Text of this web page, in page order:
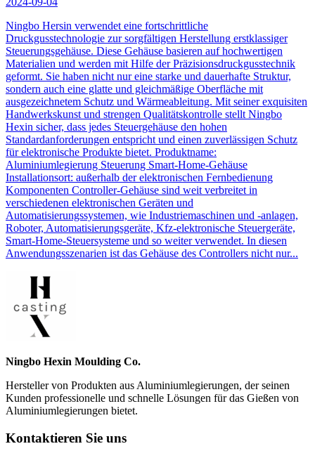
Ningbo Hersin verwendet eine fortschrittliche
Druckgusstechnologie zur sorgfältigen Herstellung erstklassiger
Steuerungsgehäuse. Diese Gehäuse basieren auf hochwertigen
Materialien und werden mit Hilfe der Präzisionsdruckgusstechnik
geformt. Sie haben nicht nur eine starke und dauerhafte Struktur,
sondern auch eine glatte und gleichmäßige Oberfläche mit
ausgezeichnetem Schutz und Wärmeableitung. Mit seiner exquisiten
Handwerkskunst und strengen Qualitätskontrolle stellt Ningbo
Hexin sicher, dass jedes Steuergehäuse den hohen
Standardanforderungen entspricht und einen zuverlässigen Schutz
für elektronische Produkte bietet. Produktname:
Aluminiumlegierung Steuerung Smart-Home-Gehäuse
Installationsort: außerhalb der elektronischen Fernbedienung
Komponenten Controller-Gehäuse sind weit verbreitet in
verschiedenen elektronischen Geräten und
Automatisierungssystemen, wie Industriemaschinen und -anlagen,
Roboter, Automatisierungsgeräte, Kfz-elektronische Steuergeräte,
Smart-Home-Steuersysteme und so weiter verwendet. In diesen
Anwendungsszenarien ist das Gehäuse des Controllers nicht nur...
Ningbo Hexin Moulding Co.
Hersteller von Produkten aus Aluminiumlegierungen, der seinen
Kunden professionelle und schnelle Lösungen für das Gießen von
Aluminiumlegierungen bietet.
Kontaktieren Sie uns